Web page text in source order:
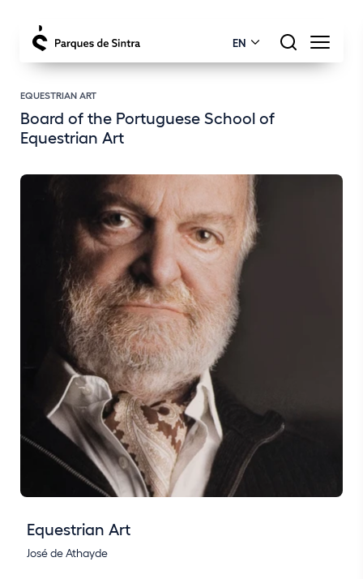
EN
EQUESTRIAN ART
Board of the Portuguese School of
Equestrian Art
Equestrian Art
José de Athayde